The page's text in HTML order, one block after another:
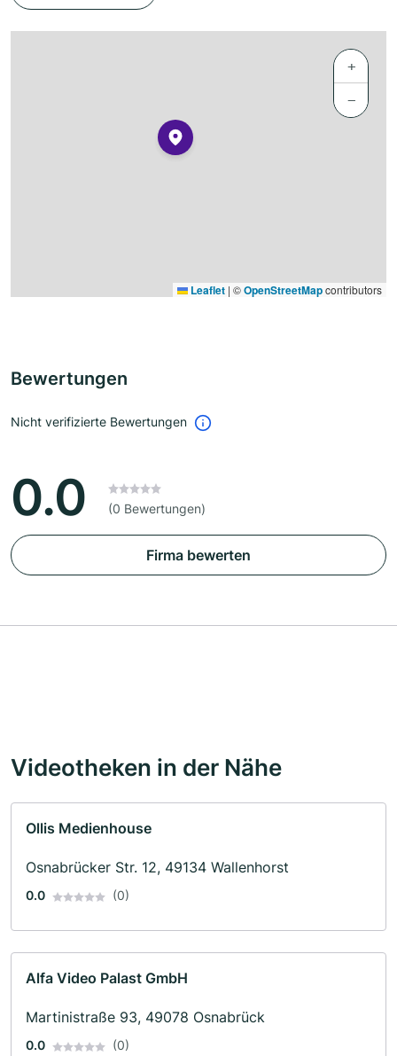
+
−
Leaflet | ©OpenStreetMapcontributors
Bewertungen
Nicht verifizierte Bewertungen
0.0 (0 Bewertungen)
Firma bewerten
Videotheken in der Nähe
Ollis Medienhouse
Osnabrücker Str. 12, 49134 Wallenhorst
0.0 (0)
Alfa Video Palast GmbH
Martinistraße 93, 49078 Osnabrück
0.0 (0)